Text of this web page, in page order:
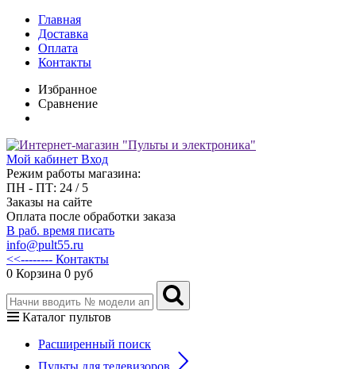
Главная
Доставка
Оплата
Контакты
Избранное
Сравнение
Мой кабинет Вход
Режим работы магазина:
ПН - ПТ: 24 / 5
Заказы на сайте
Оплата после обработки заказа
В раб. время писать
info@pult55.ru
<<-------- Контакты
0 Корзина 0 руб
Каталог пультов
Расширенный поиск
Пульты для телевизоров